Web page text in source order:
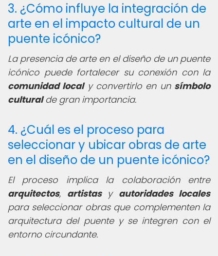
3. ¿Cómo influye la integración de
arte en el impacto cultural de un
puente icónico?
La presencia de arte en el diseño de un puente
icónico puede fortalecer su conexión con la
comunidad localy convertirlo en un símbolo
culturalde gran importancia.
4. ¿Cuál es el proceso para
seleccionar y ubicar obras de arte
en el diseño de un puente icónico?
El proceso implica la colaboración entre
arquitectos, artistasy autoridades locales
para seleccionar obras que complementen la
arquitectura del puente y se integren con el
entorno circundante.